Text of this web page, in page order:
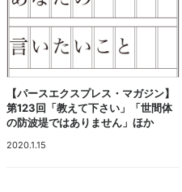
【パースエクスプレス・マガジン】
第123回「教えて下さい」「世間体
の防波堤ではありません」ほか
2020.1.15